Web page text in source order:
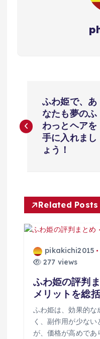
稿
ナ
ゲ
ー
シ
ョ
ン
ふわ姫で、あ
なたも夢のふ
わっとヘアを
手に入れまし
ょう！
Related Posts
pikakichi2015
277 views
ふわ姫の評判
メリットを総括
ふわ姫は、効果的な
く、副作用が少な
が、価格が高めであ